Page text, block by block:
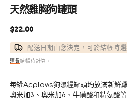
天然雞胸狗罐頭
定
價
$22.00
配送日期由您決定，可於結帳時選
運費結帳時計算。
每罐Applaws狗濕糧罐頭均放滿新鮮
奧米加3、奧米加6、牛磺酸和精氨酸